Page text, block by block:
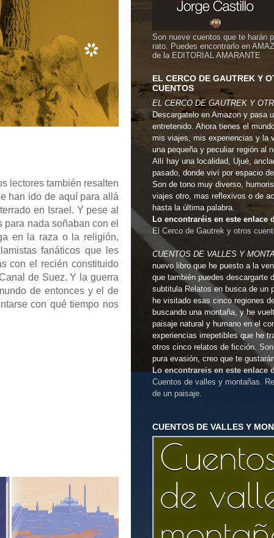
lectores también resalten
han ido de aquí para allá
en Israel. Y pese al
nada soñaban con el
en la raza o la religión,
fanáticos que les
con el recién constituido
de Suez. Y la guerra
de entonces y el de
con qué tiempo nos
Son nueve cuentos que te harán
rato. Puedes encontrarlo en
de la EDITORIAL AMARANTE
EL CERCO DE GAUTREK Y
CUENTOS
EL CERCO DE GAUTREK Y
Descargatelo en Amazon y pasa
entretenido. Ahora tienes el
mis viajes, mis experiencias y la
una pequeña y peculiar región al
Allí hay una localidad, Ujué,
pasado, donde viví por espacio
Son de tono muy diverso,
viajes otro, mas reflexivos o de
hasta la última palabra.
Lo encontraréis en este enlace
El Cerco de Gautrek y otros
CUENTOS DE VALLES Y
nuevo libro que he puesto a la
que también puedes descargarte
subtitula Relatos en busca de un
he visitado esas cinco regiones
buscando una montaña, y he
paisaje natural y humano en el
experiencias irrepetibles que he
otros cinco relatos de ficción.
pura evasión, creo que te
Lo encontrareis en este enlace
Cuentos de valles y montañas.
de un paisaje.
CUENTOS DE VALLES Y